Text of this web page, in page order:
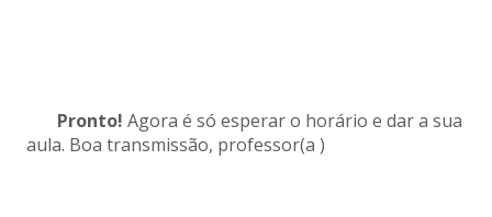
Pronto! Agora é só esperar o horário e dar a sua
aula. Boa transmissão, professor(a )